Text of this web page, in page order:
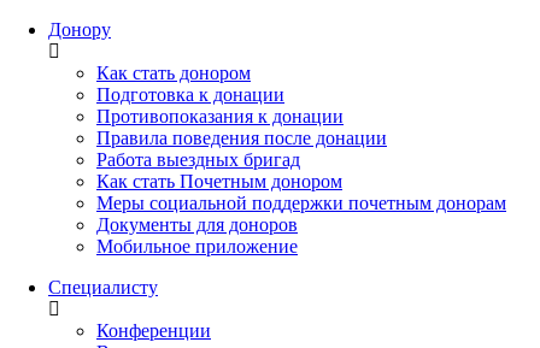
Донору
Как стать донором
Подготовка к донации
Противопоказания к донации
Правила поведения после донации
Работа выездных бригад
Как стать Почетным донором
Меры социальной поддержки почетным донорам
Документы для доноров
Мобильное приложение
Специалисту
Конференции